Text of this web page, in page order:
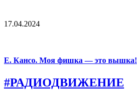
17.04.2024
Е. Кансо. Моя фишка — это вышка!
#РАДИОДВИЖЕНИЕ